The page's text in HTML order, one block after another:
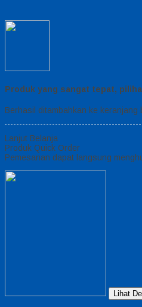
Produk yang sangat tepat,
Berhasil ditambahkan ke keranjang
Lanjut Belanja
Produk Quick Order
Pemesanan dapat langsung
Lihat